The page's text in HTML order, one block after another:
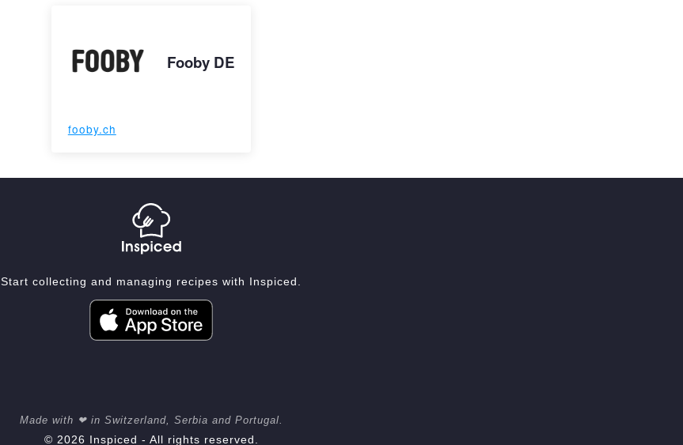
Fooby DE
fooby.ch
Start collecting and managing recipes with Inspiced.
Made with ❤ in Switzerland, Serbia and Portugal.
© 2026 Inspiced - All rights reserved.